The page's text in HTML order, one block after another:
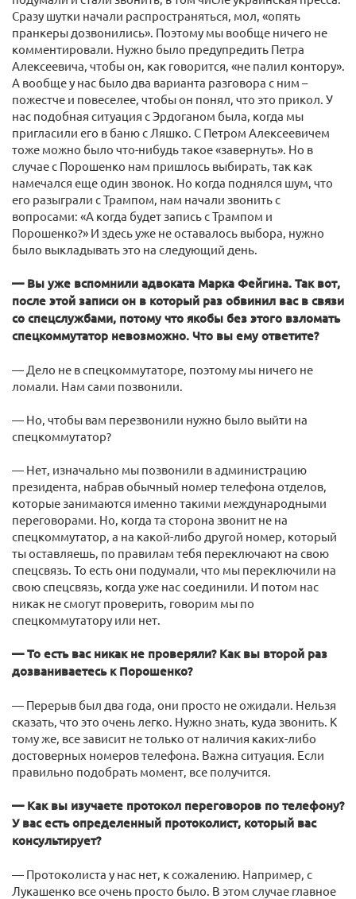
Сразу шутки начали распространяться, мол, «опять
пранкеры дозвонились». Поэтому мы вообще ничего не
комментировали. Нужно было предупредить Петра
Алексеевича, чтобы он, как говорится, «не палил контору».
А вообще у нас было два варианта разговора с ним –
пожестче и повеселее, чтобы он понял, что это прикол. У
нас подобная ситуация с Эрдоганом была, когда мы
пригласили его в баню с Ляшко. С Петром Алексеевичем
тоже можно было что-нибудь такое «завернуть». Но в
случае с Порошенко нам пришлось выбирать, так как
намечался еще один звонок. Но когда поднялся шум, что
его разыграли с Трампом, нам начали звонить с
вопросами: «А когда будет запись с Трампом и
Порошенко?» И здесь уже не оставалось выбора, нужно
было выкладывать это на следующий день.
— Вы уже вспомнили адвоката Марка Фейгина. Так вот,
после этой записи он в который раз обвинил вас в связи
со спецслужбами, потому что якобы без этого взломать
спецкоммутатор невозможно. Что вы ему ответите?
— Дело не в спецкоммутаторе, поэтому мы ничего не
ломали. Нам сами позвонили.
— Но, чтобы вам перезвонили нужно было выйти на
спецкоммутатор?
— Нет, изначально мы позвонили в администрацию
президента, набрав обычный номер телефона отделов,
которые занимаются именно такими международными
переговорами. Но, когда та сторона звонит не на
спецкоммутатор, а на какой-либо другой номер, который
ты оставляешь, по правилам тебя переключают на свою
спецсвязь. То есть они подумали, что мы переключили на
свою спецсвязь, когда уже нас соединили. И потом нас
никак не смогут проверить, говорим мы по
спецкоммутатору или нет.
— То есть вас никак не проверяли? Как вы второй раз
дозваниваетесь к Порошенко?
— Перерыв был два года, они просто не ожидали. Нельзя
сказать, что это очень легко. Нужно знать, куда звонить. К
тому же, все зависит не только от наличия каких-либо
достоверных номеров телефона. Важна ситуация. Если
правильно подобрать момент, все получится.
— Как вы изучаете протокол переговоров по телефону?
У вас есть определенный протоколист, который вас
консультирует?
— Протоколиста у нас нет, к сожалению. Например, с
Лукашенко все очень просто было. В этом случае главное